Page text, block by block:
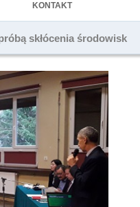
KONTAKT
skłócenia środowisk